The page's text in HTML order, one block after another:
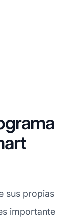
sus propias
importante